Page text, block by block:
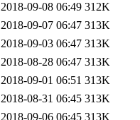
2018-09-08 06:49 312K
2018-09-07 06:47 313K
2018-09-03 06:47 313K
2018-08-28 06:47 313K
2018-09-01 06:51 313K
2018-08-31 06:45 313K
2018-09-06 06:45 313K